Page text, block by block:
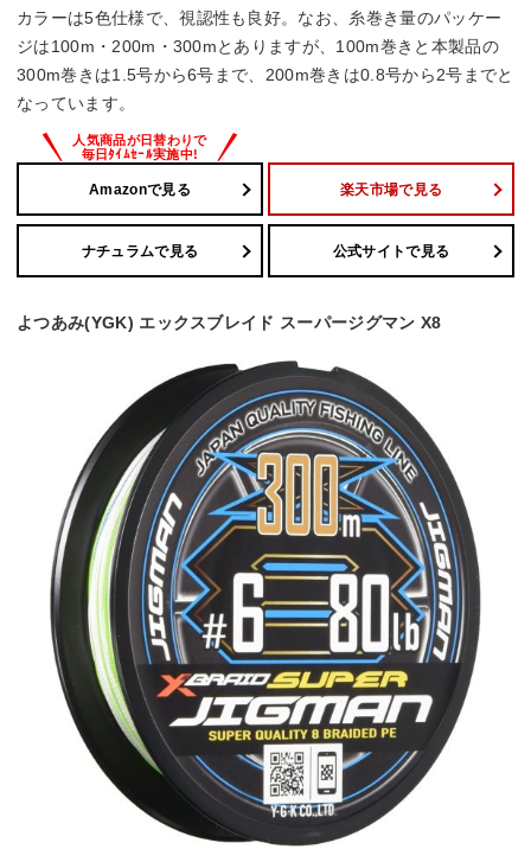
カラーは5色仕様で、視認性も良好。なお、糸巻き量のパッケー
ジは100m・200m・300mとありますが、100m巻きと本製品の
300m巻きは1.5号から6号まで、200m巻きは0.8号から2号までと
なっています。
Amazonで見る 楽天市場で見る
ナチュラムで見る 公式サイトで見る
よつあみ(YGK) エックスブレイド スーパージグマン X8